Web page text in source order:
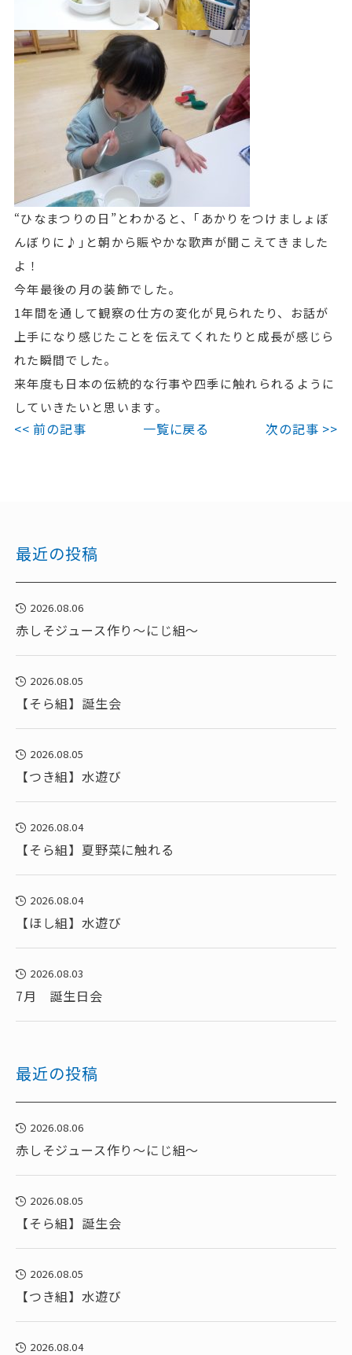
“ひなまつりの日”とわかると、｢あかりをつけましょぼ
んぼりに♪｣と朝から賑やかな歌声が聞こえてきました
よ！
今年最後の月の装飾でした。
1年間を通して観察の仕方の変化が見られたり、お話が
上手になり感じたことを伝えてくれたりと成長が感じら
れた瞬間でした。
来年度も日本の伝統的な行事や四季に触れられるように
していきたいと思います。
<< 前の記事 一覧に戻る 次の記事 >>
最近の投稿
2026.08.06
赤しそジュース作り～にじ組～
2026.08.05
【そら組】誕生会
2026.08.05
【つき組】水遊び
2026.08.04
【そら組】夏野菜に触れる
2026.08.04
【ほし組】水遊び
2026.08.03
7月 誕生日会
最近の投稿
2026.08.06
赤しそジュース作り～にじ組～
2026.08.05
【そら組】誕生会
2026.08.05
【つき組】水遊び
2026.08.04